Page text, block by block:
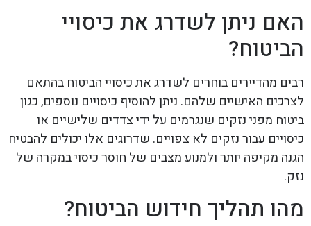
האם ניתן לשדרג את כיסויי
הביטוח?
רבים מהדיירים בוחרים לשדרג את כיסויי הביטוח בהתאם
לצרכים האישיים שלהם. ניתן להוסיף כיסויים נוספים, כגון
ביטוח מפני נזקים שנגרמים על ידי צדדים שלישיים או
כיסויים עבור נזקים לא צפויים. שדרוגים אלו יכולים להבטיח
הגנה מקיפה יותר ולמנוע מצבים של חוסר כיסוי במקרה של
נזק.
מהו תהליך חידוש הביטוח?